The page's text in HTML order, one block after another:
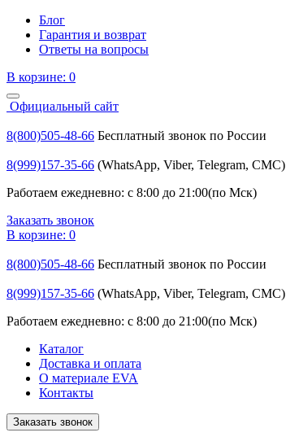
Блог
Гарантия и возврат
Ответы на вопросы
В корзине: 0
Официальный сайт
8(800)505-48-66 Бесплатный звонок по России
8(999)157-35-66 (WhatsApp, Viber, Telegram, СМС)
Работаем ежедневно: с 8:00 до 21:00(по Мск)
Заказать звонок
В корзине: 0
8(800)505-48-66 Бесплатный звонок по России
8(999)157-35-66 (WhatsApp, Viber, Telegram, СМС)
Работаем ежедневно: с 8:00 до 21:00(по Мск)
Каталог
Доставка и оплата
О материале EVA
Контакты
Заказать звонок